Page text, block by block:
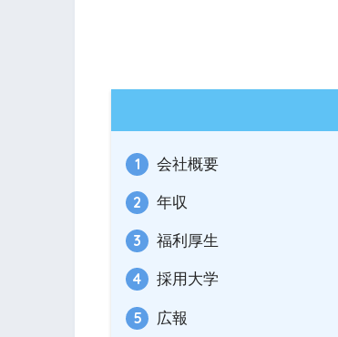
会社概要
年収
福利厚生
採用大学
広報